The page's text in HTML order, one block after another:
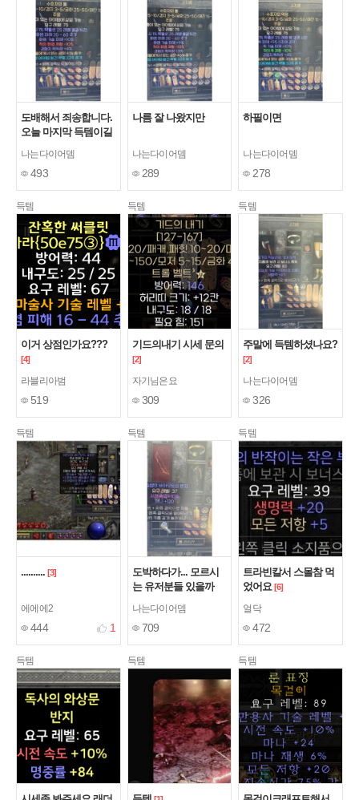
도배해서 죄송합니다.
오늘 마지막 득템이길
나는다이어뎀
493
나름 잘 나왔지만
나는다이어뎀
289
하필이면
나는다이어뎀
278
득템
이거 상점인가요???
[4]
라블리아범
519
득템
기드의내기 시세 문의
[2]
자기님은요
309
득템
주말에 득템하셨나요?
[2]
나는다이어뎀
326
득템
.......... [3]
에에에2
444 1
득템
도박하다가... 모르시
는 유저분들 있을까
나는다이어뎀
709
득템
트라빈칼서 스몰참 먹
었어요 [6]
얼닥
472
득템 득템 득템